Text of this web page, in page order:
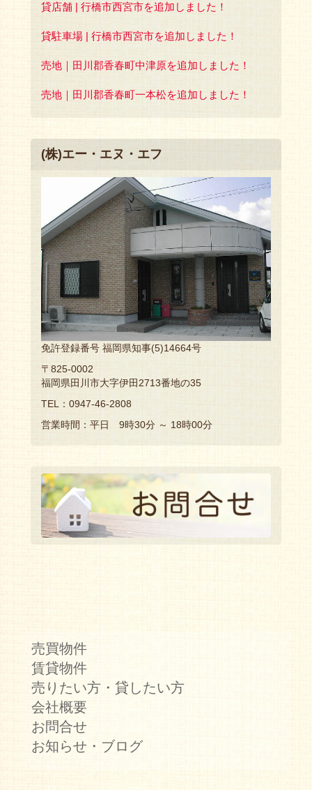
貸店舗 | 行橋市西宮市を追加しました！
貸駐車場 | 行橋市西宮市を追加しました！
売地｜田川郡香春町中津原を追加しました！
売地｜田川郡香春町一本松を追加しました！
(株)エー・エヌ・エフ
免許登録番号 福岡県知事(5)14664号
〒825-0002
福岡県田川市大字伊田2713番地の35
TEL：0947-46-2808
営業時間：平日 9時30分 ～ 18時00分
売買物件
賃貸物件
売りたい方・貸したい方
会社概要
お問合せ
お知らせ・ブログ